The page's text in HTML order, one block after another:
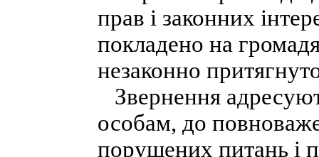
прав і законних
покладено на
незаконно
Звернення
особам, до
порушених питань і